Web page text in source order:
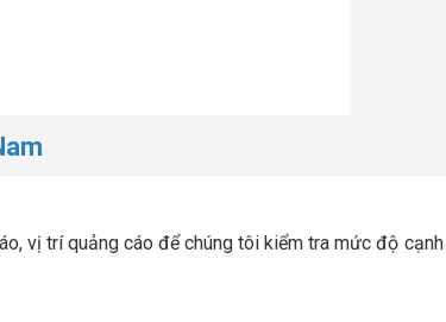
vị trí quảng cáo để chúng tôi kiểm tra mức độ